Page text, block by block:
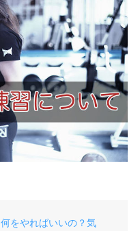
をやればいいの？気